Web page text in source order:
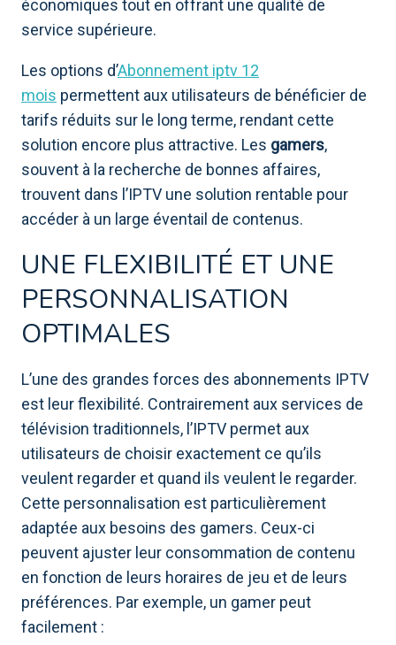
économiques tout en offrant une qualité de
service supérieure.
Les options d’Abonnement iptv 12
mois permettent aux utilisateurs de bénéficier de
tarifs réduits sur le long terme, rendant cette
solution encore plus attractive. Les gamers,
souvent à la recherche de bonnes affaires,
trouvent dans l’IPTV une solution rentable pour
accéder à un large éventail de contenus.
UNE FLEXIBILITÉ ET UNE
PERSONNALISATION
OPTIMALES
L’une des grandes forces des abonnements IPTV
est leur flexibilité. Contrairement aux services de
télévision traditionnels, l’IPTV permet aux
utilisateurs de choisir exactement ce qu’ils
veulent regarder et quand ils veulent le regarder.
Cette personnalisation est particulièrement
adaptée aux besoins des gamers. Ceux-ci
peuvent ajuster leur consommation de contenu
en fonction de leurs horaires de jeu et de leurs
préférences. Par exemple, un gamer peut
facilement :